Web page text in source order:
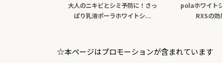
大人のニキビとシミ予防に！さっ
ぱり乳液ポーラホワイトシ...
polaホワイトショットクリーム
RXSの効果を口コミ
☆本ページはプロモーションが含まれています